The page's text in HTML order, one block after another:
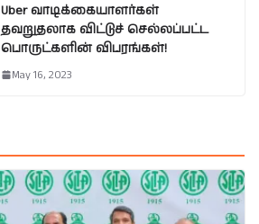
Uber வாடிக்கையாளர்கள்
தவறுதலாக விட்டுச் செல்லப்பட்ட
பொருட்களின் விபரங்கள்!
May 16, 2023